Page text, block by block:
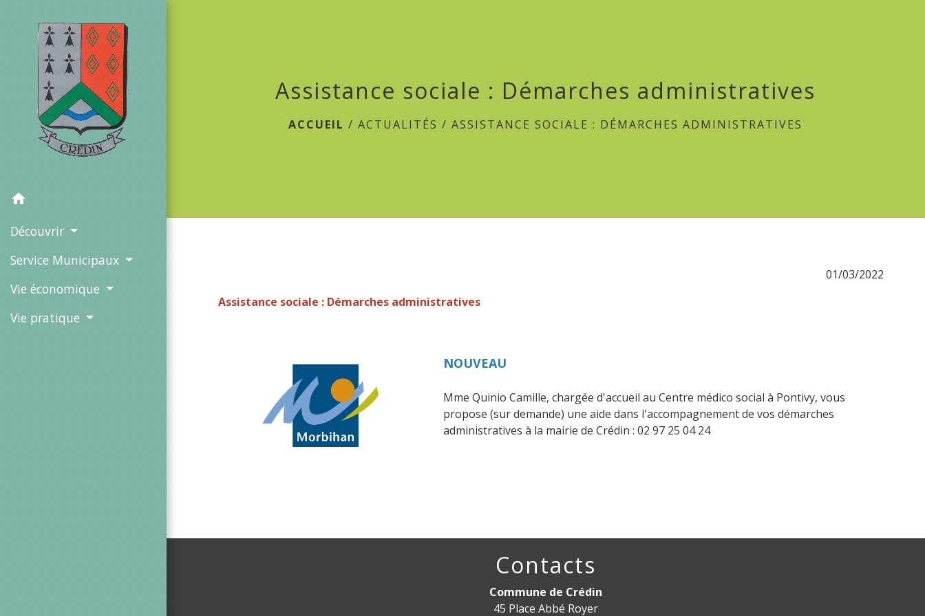
home
Découvrir
Service Municipaux
Vie économique
Vie pratique
Assistance sociale : Démarches administratives
ACCUEIL /ACTUALITÉS /ASSISTANCE SOCIALE : DÉMARCHES ADMINISTRATIVES
01/03/2022
Assistance sociale : Démarches administratives
NOUVEAU
Mme Quinio Camille, chargée d'accueil au Centre médico social à Pontivy, vous
propose (sur demande) une aide dans l'accompagnement de vos démarches
administratives à la mairie de Crédin : 02 97 25 04 24
Contacts
Commune de Crédin
45 Place Abbé Royer